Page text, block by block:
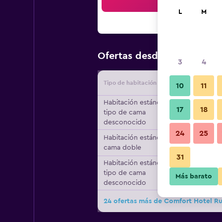
Ofertas desde Oferta
Tipo de habitación
Habitación estándar,
tipo de cama
desconocido
Habitación estándar, 1
cama doble
Habitación estándar,
tipo de cama
desconocido
24 ofertas más de Comfort Hotel
L M
3 4
10 11
17 18
24 25
31
Más barato